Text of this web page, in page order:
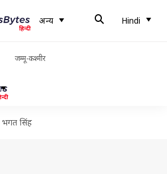
अन्य Hindi
जम्मू-कश्मीर
भगत सिंह